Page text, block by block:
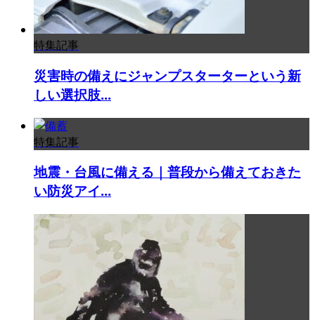
特集記事
災害時の備えにジャンプスターターという新
しい選択肢...
特集記事
地震・台風に備える｜普段から備えておきた
い防災アイ...